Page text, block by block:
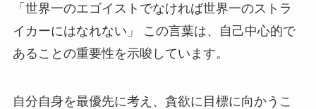
「世界一のエゴイストでなければ世界一のストラ
イカーにはなれない」 この言葉は、自己中心的で
あることの重要性を示唆しています。
自分自身を最優先に考え、貪欲に目標に向かうこ